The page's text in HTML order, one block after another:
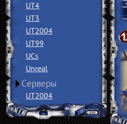
UT4
UT3
UT2004
UT99
UCs
Unreal
Серверы
UT2004